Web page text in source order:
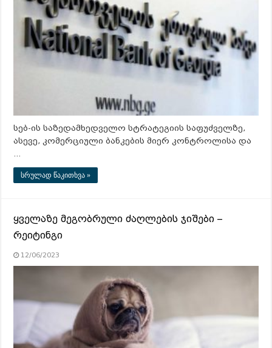
სებ-ის საზედამხედველო სტრატეგიის საფუძველზე,
ასევე, კომერციული ბანკების მიერ კონტროლისა და
…
სრულად წაკითხვა »
ყველაზე მეგობრული ძაღლების ჯიშები –
რეიტინგი
12/06/2023